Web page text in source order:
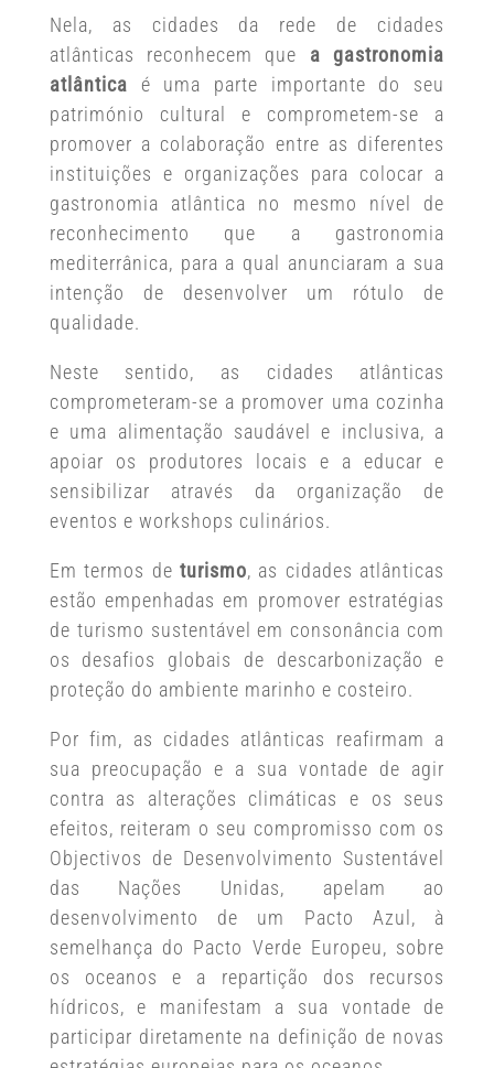
Nela, as cidades da rede de cidades
atlânticas reconhecem que a gastronomia
atlântica é uma parte importante do seu
património cultural e comprometem-se a
promover a colaboração entre as diferentes
instituições e organizações para colocar a
gastronomia atlântica no mesmo nível de
reconhecimento que a gastronomia
mediterrânica, para a qual anunciaram a sua
intenção de desenvolver um rótulo de
qualidade.
Neste sentido, as cidades atlânticas
comprometeram-se a promover uma cozinha
e uma alimentação saudável e inclusiva, a
apoiar os produtores locais e a educar e
sensibilizar através da organização de
eventos e workshops culinários.
Em termos de turismo, as cidades atlânticas
estão empenhadas em promover estratégias
de turismo sustentável em consonância com
os desafios globais de descarbonização e
proteção do ambiente marinho e costeiro.
Por fim, as cidades atlânticas reafirmam a
sua preocupação e a sua vontade de agir
contra as alterações climáticas e os seus
efeitos, reiteram o seu compromisso com os
Objectivos de Desenvolvimento Sustentável
das Nações Unidas, apelam ao
desenvolvimento de um Pacto Azul, à
semelhança do Pacto Verde Europeu, sobre
os oceanos e a repartição dos recursos
hídricos, e manifestam a sua vontade de
participar diretamente na definição de novas